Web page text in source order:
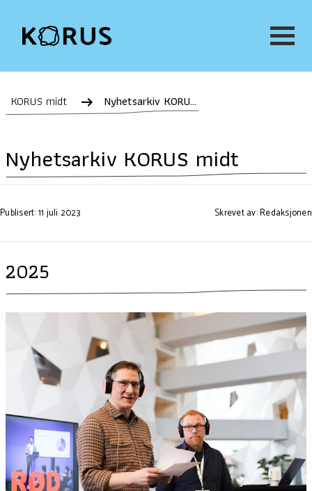
KORUS midt Nyhetsarkiv KORUS midt
Nyhetsarkiv KORUS midt
Publisert: 11 juli 2023 Skrevet av: Redaksjonen
2025